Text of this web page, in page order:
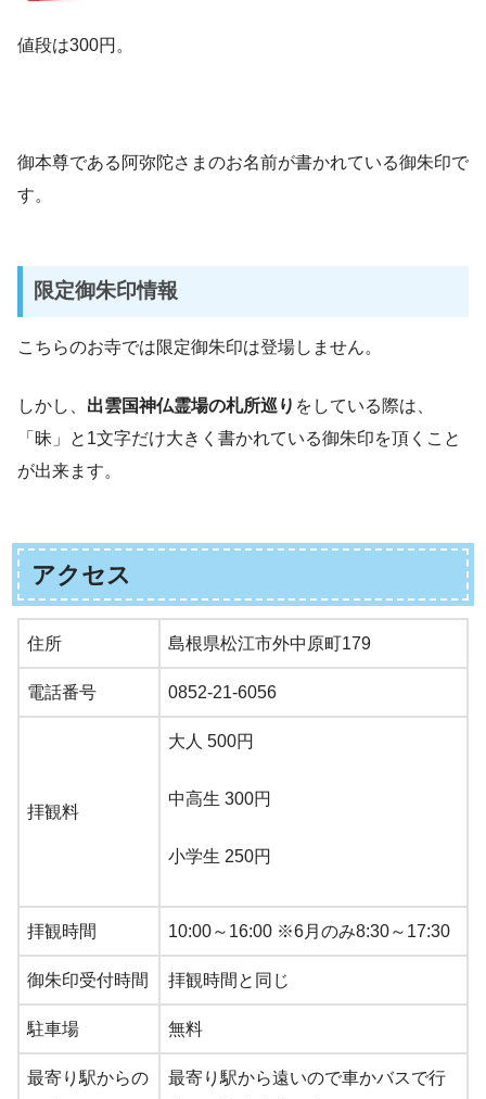
値段は300円。
御本尊である阿弥陀さまのお名前が書かれている御朱印で
す。
限定御朱印情報
こちらのお寺では限定御朱印は登場しません。
しかし、 出雲国神仏霊場の札所巡り をしている際は、
「昧」と1文字だけ大きく書かれている御朱印を頂くこと
が出来ます。
アクセス
住所 島根県松江市外中原町179
電話番号 0852-21-6056
拝観料
大人 500円
中高生 300円
小学生 250円
拝観時間 10:00～16:00 ※6月のみ8:30～17:30
御朱印受付時間 拝観時間と同じ
駐車場 無料
最寄り駅からの
最寄り駅から遠いので車かバスで行